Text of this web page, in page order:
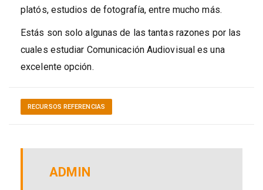
platós, estudios de fotografía, entre mucho más.
Estás son solo algunas de las tantas razones por las
cuales estudiar Comunicación Audiovisual es una
excelente opción.
RECURSOS REFERENCIAS
ADMIN